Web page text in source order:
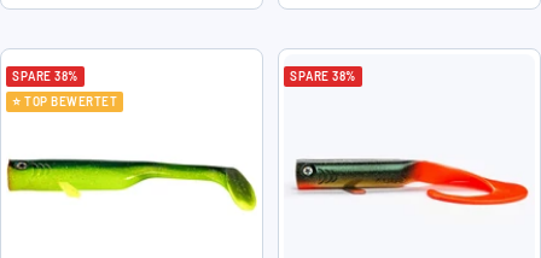
SPARE 38%
⭐ TOP BEWERTET
SPARE 38%